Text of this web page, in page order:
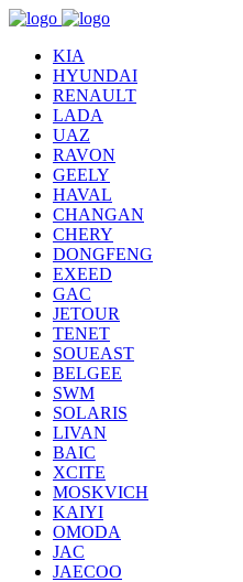
KIA
HYUNDAI
RENAULT
LADA
UAZ
RAVON
GEELY
HAVAL
CHANGAN
CHERY
DONGFENG
EXEED
GAC
JETOUR
TENET
SOUEAST
BELGEE
SWM
SOLARIS
LIVAN
BAIC
XCITE
MOSKVICH
KAIYI
OMODA
JAC
JAECOO